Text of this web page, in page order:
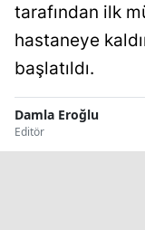
tarafından ilk
hastaneye
başlatıldı.
Damla Eroğlu
Editör